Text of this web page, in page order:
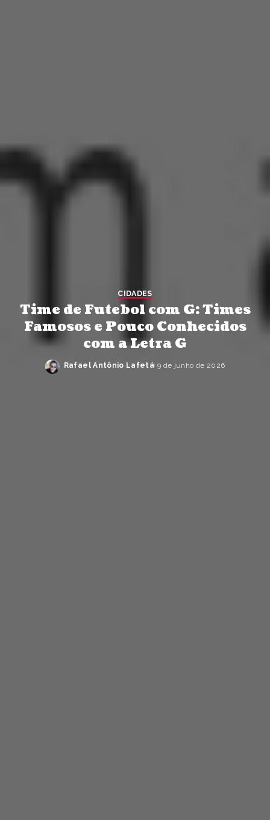
CIDADES
Time de Futebol com G: Times
Famosos e Pouco Conhecidos
com a Letra G
Posted
Rafael Antônio Lafetá 9 de junho de 2026